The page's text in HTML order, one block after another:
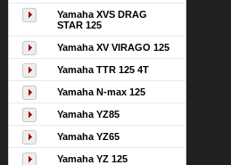
Yamaha XVS DRAG
STAR 125
Yamaha XV VIRAGO 125
Yamaha TTR 125 4T
Yamaha N-max 125
Yamaha YZ85
Yamaha YZ65
Yamaha YZ 125